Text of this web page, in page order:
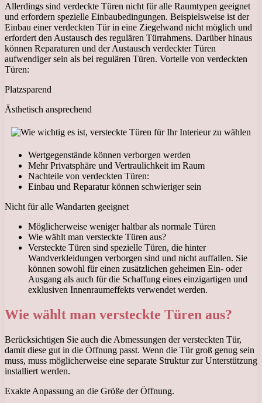
Allerdings sind verdeckte Türen nicht für alle Raumtypen geeignet
und erfordern spezielle Einbaubedingungen. Beispielsweise ist der
Einbau einer verdeckten Tür in eine Ziegelwand nicht möglich und
erfordert den Austausch des regulären Türrahmens. Darüber hinaus
können Reparaturen und der Austausch verdeckter Türen
aufwendiger sein als bei regulären Türen. Vorteile von verdeckten
Türen:
Platzsparend
Ästhetisch ansprechend
Wertgegenstände können verborgen werden
Mehr Privatsphäre und Vertraulichkeit im Raum
Nachteile von verdeckten Türen:
Einbau und Reparatur können schwieriger sein
Nicht für alle Wandarten geeignet
Möglicherweise weniger haltbar als normale Türen
Wie wählt man versteckte Türen aus?
Versteckte Türen sind spezielle Türen, die hinter
Wandverkleidungen verborgen sind und nicht auffallen. Sie
können sowohl für einen zusätzlichen geheimen Ein- oder
Ausgang als auch für die Schaffung eines einzigartigen und
exklusiven Innenraumeffekts verwendet werden.
Wie wählt man versteckte Türen aus?
Berücksichtigen Sie auch die Abmessungen der versteckten Tür,
damit diese gut in die Öffnung passt. Wenn die Tür groß genug sein
muss, muss möglicherweise eine separate Struktur zur Unterstützung
installiert werden.
Exakte Anpassung an die Größe der Öffnung.